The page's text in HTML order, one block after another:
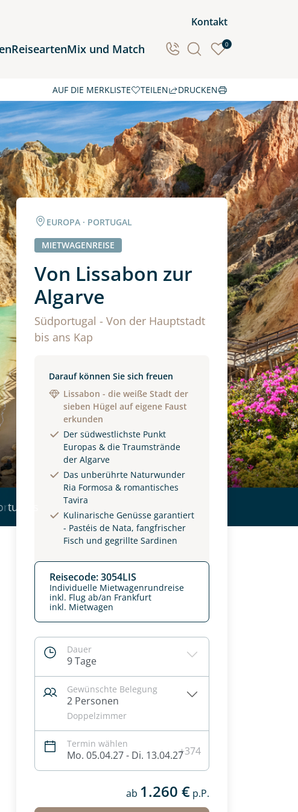
Kontakt
ReiseartenMix und Match 0
Ozeanien
Südamerika
AUF DIE MERKLISTE TEILEN DRUCKEN
EUROPA · PORTUGAL
MIETWAGENREISE
Von Lissabon zur
Algarve
Südportugal - Von der Hauptstadt
bis ans Kap
Darauf können Sie sich freuen
Lissabon - die weiße Stadt der
sieben Hügel auf eigene Faust
erkunden
Der südwestlichste Punkt
Europas & die Traumstrände
der Algarve
Das unberührte Naturwunder
Ria Formosa & romantisches
Tavira
Kulinarische Genüsse garantiert
- Pastéis de Nata, fangfrischer
Fisch und gegrillte Sardinen
Reisecode: 3054LIS
Individuelle Mietwagenrundreise
inkl. Flug ab/an Frankfurt
inkl. Mietwagen
Dauer
9 Tage
Gewünschte Belegung
2 Personen
Doppelzimmer
Termin wählen
Mo. 05.04.27 - Di. 13.04.27+374
ab 1.260 € p.P.